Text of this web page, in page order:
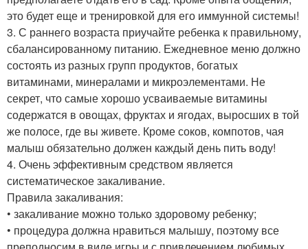
это будет еще и тренировкой для его иммунной системы!
3. С раннего возраста приучайте ребенка к правильному,
сбалансированному питанию. Ежедневное меню должно
состоять из разных групп продуктов, богатых
витаминами, минералами и микроэлементами. Не
секрет, что самые хорошо усваиваемые витамины
содержатся в овощах, фруктах и ягодах, выросших в той
же полосе, где вы живете. Кроме соков, компотов, чая
малыш обязательно должен каждый день пить воду!
4. Очень эффективным средством является
систематическое закаливание.
Правила закаливания:
• закаливание можно только здоровому ребенку;
• процедура должна нравиться малышу, поэтому все